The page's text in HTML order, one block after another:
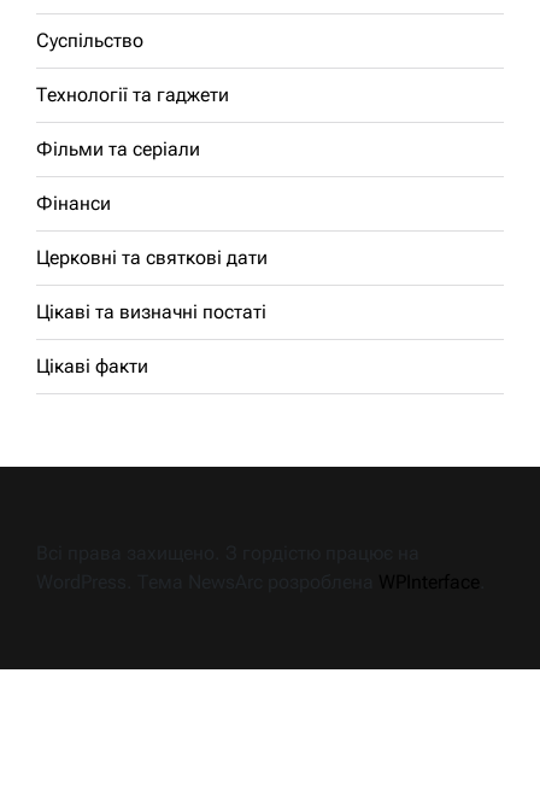
Суспільство
Технології та гаджети
Фільми та серіали
Фінанси
Церковні та святкові дати
Цікаві та визначні постаті
Цікаві факти